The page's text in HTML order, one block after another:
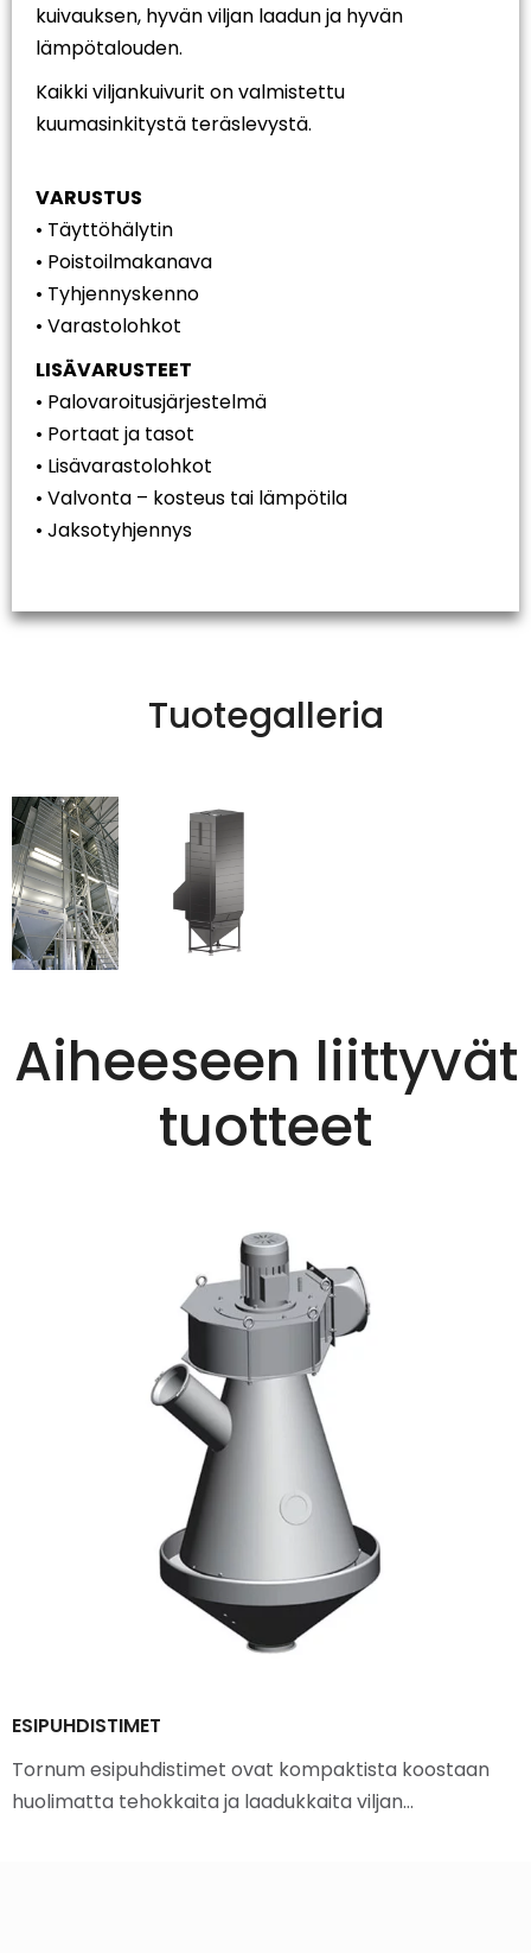
kuivauksen, hyvän viljan laadun ja hyvän
lämpötalouden.
Kaikki viljankuivurit on valmistettu
kuumasinkitystä teräslevystä.
VARUSTUS
• Täyttöhälytin
• Poistoilmakanava
• Tyhjennyskenno
• Varastolohkot
LISÄVARUSTEET
• Palovaroitusjärjestelmä
• Portaat ja tasot
• Lisävarastolohkot
• Valvonta – kosteus tai lämpötila
• Jaksotyhjennys
Tuotegalleria
Aiheeseen liittyvät
tuotteet
ESIPUHDISTIMET
Tornum esipuhdistimet ovat kompaktista koostaan
huolimatta tehokkaita ja laadukkaita viljan…